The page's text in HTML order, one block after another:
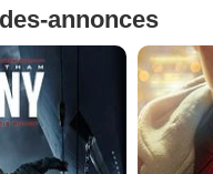
annonces